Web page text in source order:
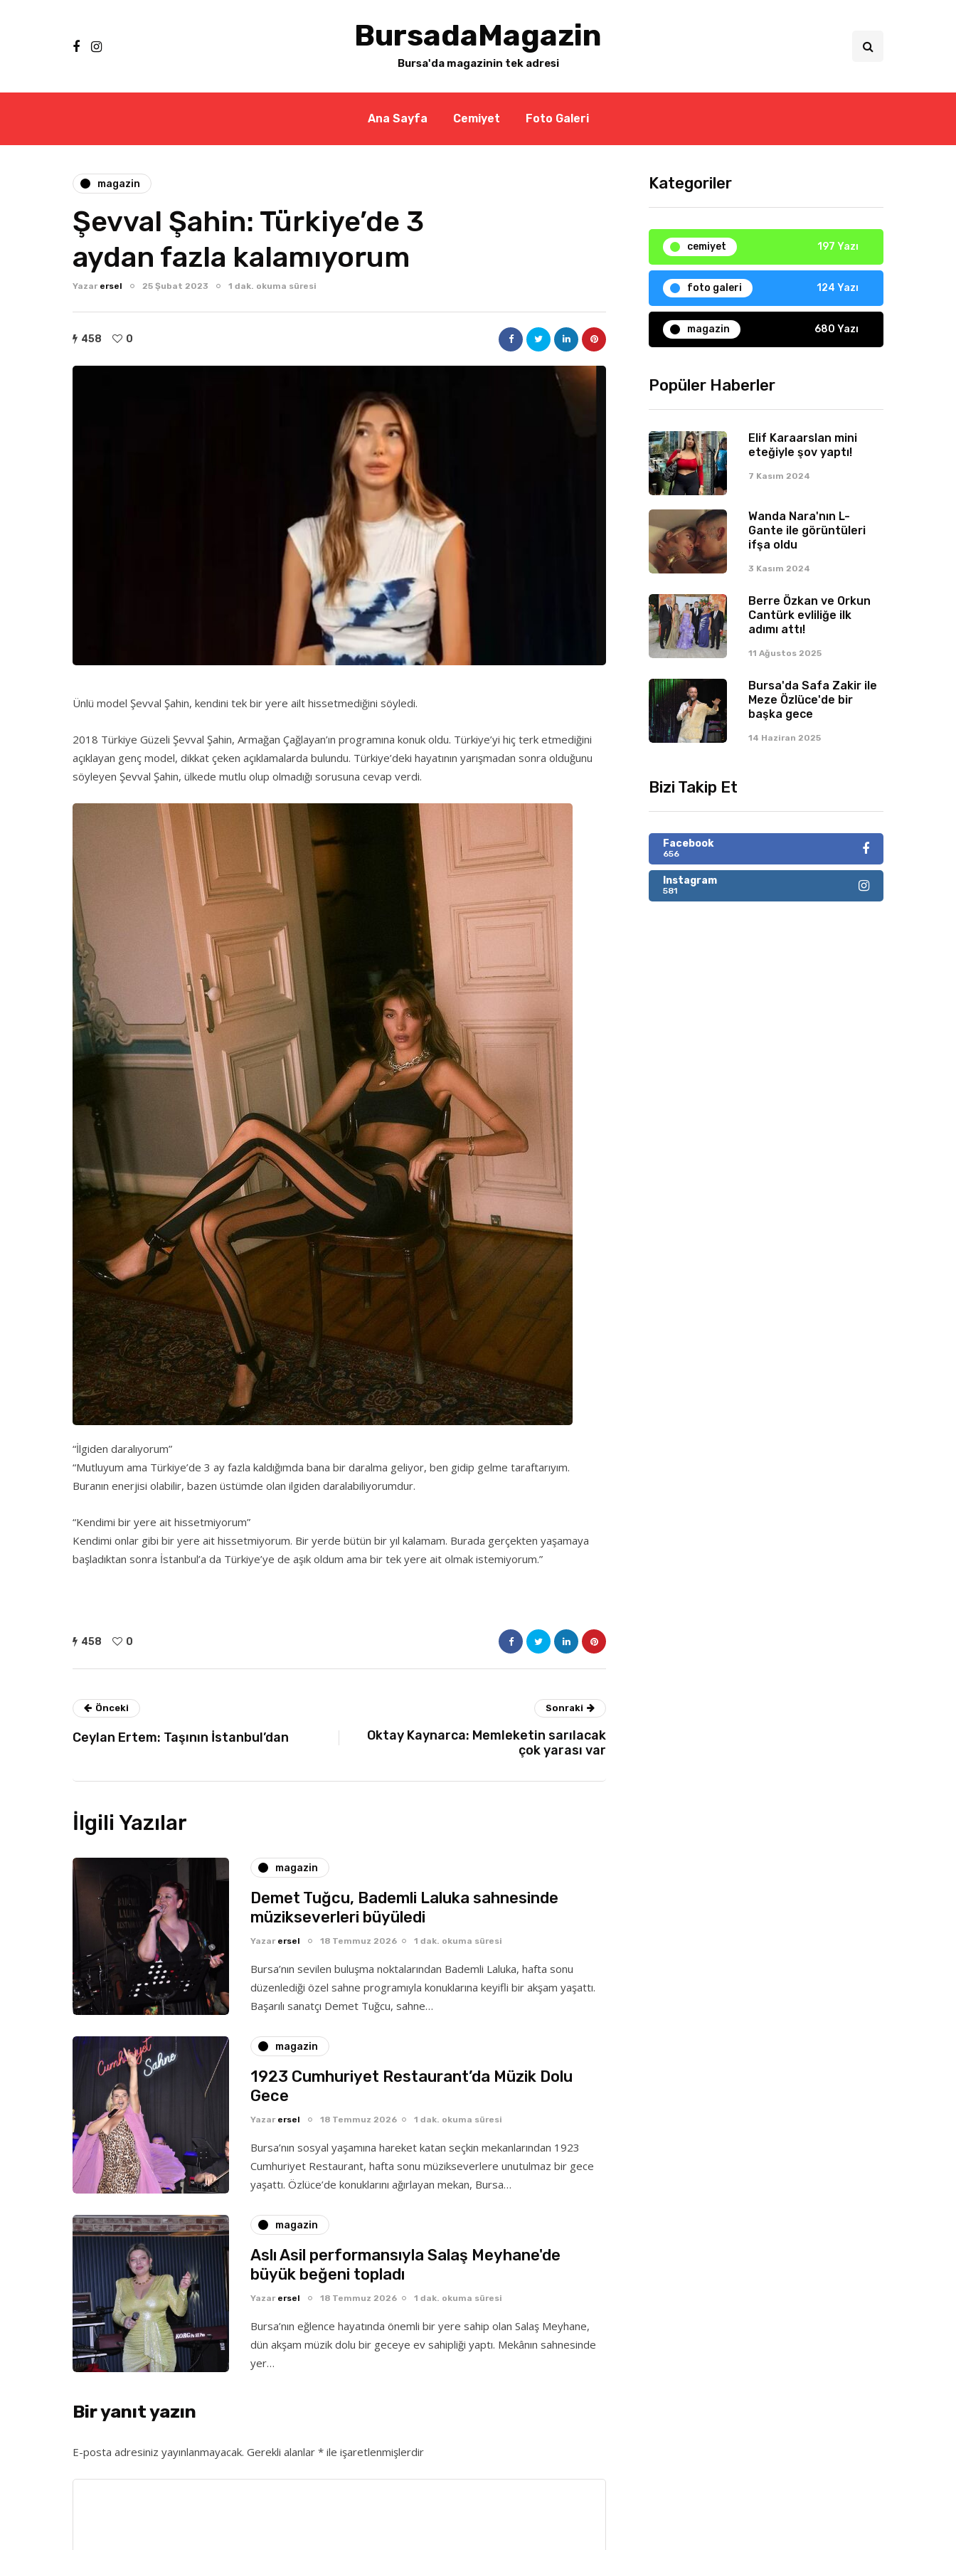
BursadaMagazin
Bursa'da magazinin tek adresi
Ana Sayfa Cemiyet Foto Galeri
magazin
Şevval Şahin: Türkiye’de 3
aydan fazla kalamıyorum
Yazar ersel 25 Şubat 2023 1 dak. okuma süresi
458 0
Ünlü model Şevval Şahin, kendini tek bir yere ailt hissetmediğini söyledi.
2018 Türkiye Güzeli Şevval Şahin, Armağan Çağlayan’ın programına konuk oldu. Türkiye’yi hiç terk etmediğini
açıklayan genç model, dikkat çeken açıklamalarda bulundu. Türkiye’deki hayatının yarışmadan sonra olduğunu
söyleyen Şevval Şahin, ülkede mutlu olup olmadığı sorusuna cevap verdi.
“İlgiden daralıyorum”
“Mutluyum ama Türkiye’de 3 ay fazla kaldığımda bana bir daralma geliyor, ben gidip gelme taraftarıyım.
Buranın enerjisi olabilir, bazen üstümde olan ilgiden daralabiliyorumdur.
“Kendimi bir yere ait hissetmiyorum”
Kendimi onlar gibi bir yere ait hissetmiyorum. Bir yerde bütün bir yıl kalamam. Burada gerçekten yaşamaya
başladıktan sonra İstanbul’a da Türkiye’ye de aşık oldum ama bir tek yere ait olmak istemiyorum.”
458 0
Kategoriler
cemiyet 197 Yazı
foto galeri 124 Yazı
magazin 680 Yazı
Popüler Haberler
Elif Karaarslan mini
eteğiyle şov yaptı!
7 Kasım 2024
Wanda Nara'nın L-
Gante ile görüntüleri
ifşa oldu
3 Kasım 2024
Berre Özkan ve Orkun
Cantürk evliliğe ilk
adımı attı!
11 Ağustos 2025
Bursa'da Safa Zakir ile
Meze Özlüce'de bir
başka gece
14 Haziran 2025
Bizi Takip Et
Facebook
656
Instagram
581
Önceki
Ceylan Ertem: Taşının İstanbul’dan
Sonraki
Oktay Kaynarca: Memleketin sarılacak
çok yarası var
İlgili Yazılar
magazin
Demet Tuğcu, Bademli Laluka sahnesinde
müzikseverleri büyüledi
Yazar ersel 18 Temmuz 2026 1 dak. okuma süresi
Bursa’nın sevilen buluşma noktalarından Bademli Laluka, hafta sonu
düzenlediği özel sahne programıyla konuklarına keyifli bir akşam yaşattı.
Başarılı sanatçı Demet Tuğcu, sahne…
magazin
1923 Cumhuriyet Restaurant’da Müzik Dolu
Gece
Yazar ersel 18 Temmuz 2026 1 dak. okuma süresi
Bursa’nın sosyal yaşamına hareket katan seçkin mekanlarından 1923
Cumhuriyet Restaurant, hafta sonu müzikseverlere unutulmaz bir gece
yaşattı. Özlüce’de konuklarını ağırlayan mekan, Bursa…
magazin
Aslı Asil performansıyla Salaş Meyhane'de
büyük beğeni topladı
Yazar ersel 18 Temmuz 2026 1 dak. okuma süresi
Bursa’nın eğlence hayatında önemli bir yere sahip olan Salaş Meyhane,
dün akşam müzik dolu bir geceye ev sahipliği yaptı. Mekânın sahnesinde
yer…
Bir yanıt yazın
E-posta adresiniz yayınlanmayacak. Gerekli alanlar * ile işaretlenmişlerdir